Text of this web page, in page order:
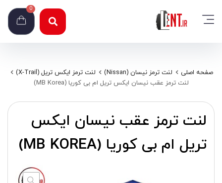
0
صفحه اصلی لنت ترمز نیسان (Nissan)
لنت ترمز ایکس تریل (X-Trail)
لنت ترمز عقب نیسان ایکس تریل ام بی کوریا (MB Korea)
لنت ترمز عقب نیسان ایکس
تریل ام بی کوریا (MB KOREA)